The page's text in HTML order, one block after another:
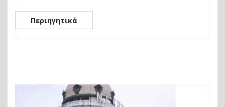
Περιηγητικά